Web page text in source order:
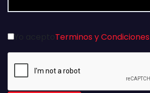
Terminos y Condiciones